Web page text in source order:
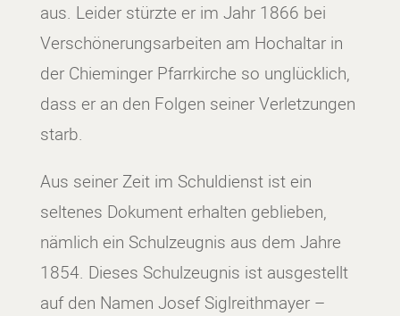
aus. Leider stürzte er im Jahr 1866 bei
Verschönerungsarbeiten am Hochaltar in
der Chieminger Pfarrkirche so unglücklich,
dass er an den Folgen seiner Verletzungen
starb.
Aus seiner Zeit im Schuldienst ist ein
seltenes Dokument erhalten geblieben,
nämlich ein Schulzeugnis aus dem Jahre
1854. Dieses Schulzeugnis ist ausgestellt
auf den Namen Josef Siglreithmayer –